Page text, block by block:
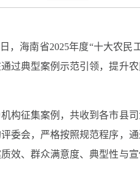
，海南省2025年度“十大农
过典型案例示范引领，提升
构征集案例，共收到各市县
委会，严格按照规范程序，
效、群众满意度、典型性与